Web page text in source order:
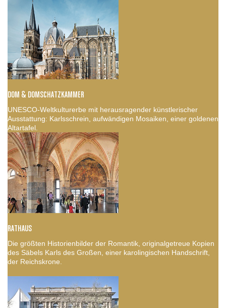
DOM & DOMSCHATZKAMMER
UNESCO-Weltkulturerbe mit herausragender künstlerischer
Ausstattung: Karlsschrein, aufwändigen Mosaiken, einer goldenen
Altartafel.
RATHAUS
Die größten Historienbilder der Romantik, originalgetreue Kopien
des Säbels Karls des Großen, einer karolingischen Handschrift,
der Reichskrone.